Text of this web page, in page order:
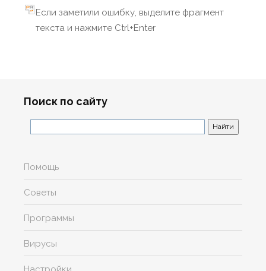
Если заметили ошибку, выделите фрагмент
текста и нажмите Ctrl+Enter
Поиск по сайту
Помощь
Советы
Программы
Вирусы